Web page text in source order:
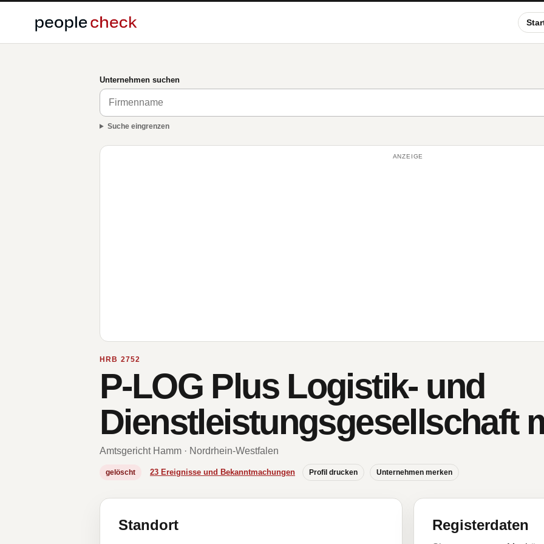
Unternehmen suchen
Suche eingrenzen
ANZEIGE
HRB 2752
P-LOG Plus Logistik- und
Dienstleistungsgesellschaft
Amtsgericht Hamm · Nordrhein-Westfalen
gelöscht 23 Ereignisse und Bekanntmachungen Profil drucken Unternehmen merken
Standort Registerdaten